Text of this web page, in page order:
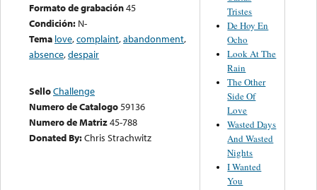
Formato de grabación45
Condición: N-
Tema love,complaint,abandonment,
absence,despair
SelloChallenge
Numero de Catalogo59136
Numero de Matriz45-788
Donated By:Chris Strachwitz
Tristes
De Hoy En
Ocho
Look At The
Rain
The Other
Side Of
Love
Wasted Days
And Wasted
Nights
I Wanted
You